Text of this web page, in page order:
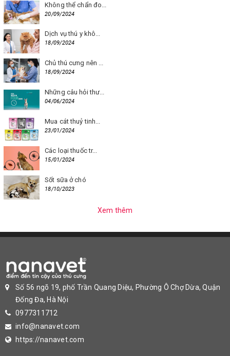
Không thể chẩn đo...
20/09/2024
Dịch vụ thú y khô...
18/09/2024
Chủ thú cưng nên ...
18/09/2024
Những câu hỏi thư...
04/06/2024
Mua cát thuỷ tinh...
23/01/2024
Các loại thuốc tr...
15/01/2024
Sốt sữa ở chó
18/10/2023
Xem thêm
Số 56 ngõ 19, phố Trần Quang Diệu, Phường Ô Chợ Dừa, Quận
Đống Đa, Hà Nội
0977311712
info@nanavet.com
https://nanavet.com